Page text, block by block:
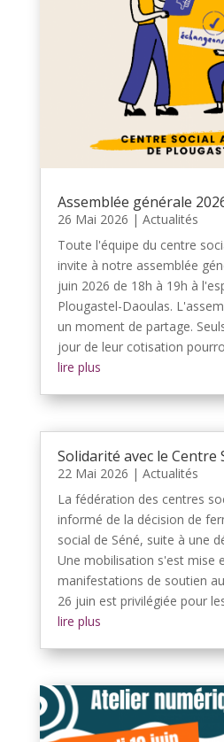
Assemblée générale
26 Mai 2026 | Actualités
Toute l'équipe du centre
invite à notre assemblée
juin 2026 de 18h à 19h à
Plougastel-Daoulas.
un moment de partage.
jour de leur cotisation
lire plus
Solidarité avec le Centre
22 Mai 2026 | Actualités
La fédération des centres
informé de la décision de
social de Séné, suite à une
Une mobilisation s'est mise
manifestations de soutien
26 juin est privilégiée pour
lire plus